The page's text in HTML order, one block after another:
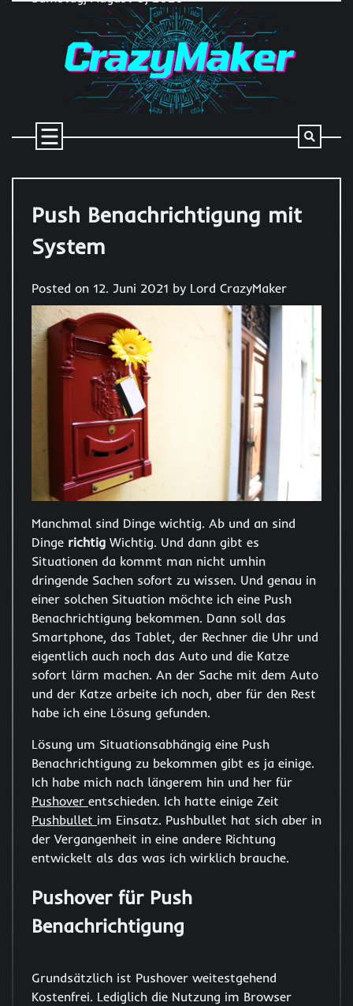
Push Benachrichtigung mit
System
Posted on 12. Juni 2021 by Lord CrazyMaker
Manchmal sind Dinge wichtig. Ab und an sind
Dinge richtig Wichtig. Und dann gibt es
Situationen da kommt man nicht umhin
dringende Sachen sofort zu wissen. Und genau in
einer solchen Situation möchte ich eine Push
Benachrichtigung bekommen. Dann soll das
Smartphone, das Tablet, der Rechner die Uhr und
eigentlich auch noch das Auto und die Katze
sofort lärm machen. An der Sache mit dem Auto
und der Katze arbeite ich noch, aber für den Rest
habe ich eine Lösung gefunden.
Lösung um Situationsabhängig eine Push
Benachrichtigung zu bekommen gibt es ja einige.
Ich habe mich nach längerem hin und her für
Pushover entschieden. Ich hatte einige Zeit
Pushbullet im Einsatz. Pushbullet hat sich aber in
der Vergangenheit in eine andere Richtung
entwickelt als das was ich wirklich brauche.
Pushover für Push
Benachrichtigung
Grundsätzlich ist Pushover weitestgehend
Kostenfrei. Lediglich die Nutzung im Browser